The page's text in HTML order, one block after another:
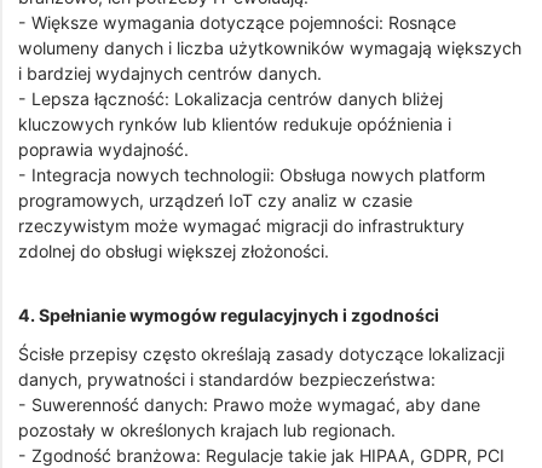
- Większe wymagania dotyczące pojemności: Rosnące
wolumeny danych i liczba użytkowników wymagają większych
i bardziej wydajnych centrów danych.
- Lepsza łączność: Lokalizacja centrów danych bliżej
kluczowych rynków lub klientów redukuje opóźnienia i
poprawia wydajność.
- Integracja nowych technologii: Obsługa nowych platform
programowych, urządzeń IoT czy analiz w czasie
rzeczywistym może wymagać migracji do infrastruktury
zdolnej do obsługi większej złożoności.
4. Spełnianie wymogów regulacyjnych i zgodności
Ścisłe przepisy często określają zasady dotyczące lokalizacji
danych, prywatności i standardów bezpieczeństwa:
- Suwerenność danych: Prawo może wymagać, aby dane
pozostały w określonych krajach lub regionach.
- Zgodność branżowa: Regulacje takie jak HIPAA, GDPR, PCI